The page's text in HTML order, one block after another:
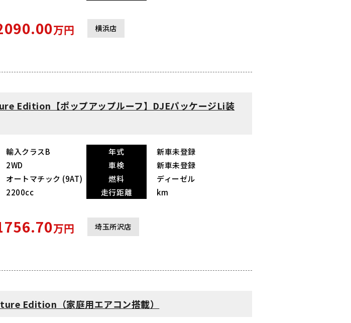
万円 横浜店
Edition【ポップアップルーフ】DJEパッケージLi装
輸入クラスB 年式
新車未登録
2WD 車検
新車未登録
オートマチック (9AT) 燃料
ディーゼル
2200cc 走行距離 km
万円 埼玉所沢店
Edition（家庭用エアコン搭載）